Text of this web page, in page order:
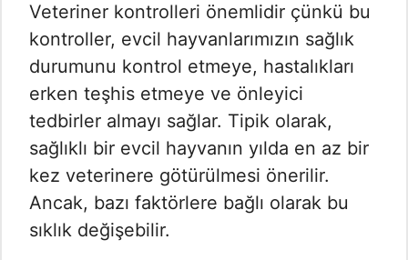
Veteriner kontrolleri önemlidir çünkü bu
kontroller, evcil hayvanlarımızın sağlık
durumunu kontrol etmeye, hastalıkları
erken teşhis etmeye ve önleyici
tedbirler almayı sağlar. Tipik olarak,
sağlıklı bir evcil hayvanın yılda en az bir
kez veterinere götürülmesi önerilir.
Ancak, bazı faktörlere bağlı olarak bu
sıklık değişebilir.